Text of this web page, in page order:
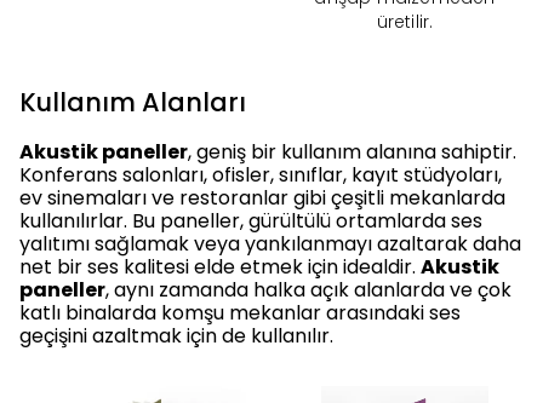
üretilir.
Kullanım Alanları
Akustik paneller, geniş bir kullanım alanına sahiptir.
Konferans salonları, ofisler, sınıflar, kayıt stüdyoları,
ev sinemaları ve restoranlar gibi çeşitli mekanlarda
kullanılırlar. Bu paneller, gürültülü ortamlarda ses
yalıtımı sağlamak veya yankılanmayı azaltarak daha
net bir ses kalitesi elde etmek için idealdir. Akustik
paneller, aynı zamanda halka açık alanlarda ve çok
katlı binalarda komşu mekanlar arasındaki ses
geçişini azaltmak için de kullanılır.